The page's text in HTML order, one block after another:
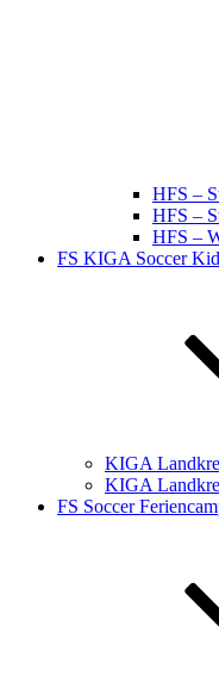
HFS –
HFS –
HFS –
FS KIGA Soccer
KIGA
KIGA
FS Soccer